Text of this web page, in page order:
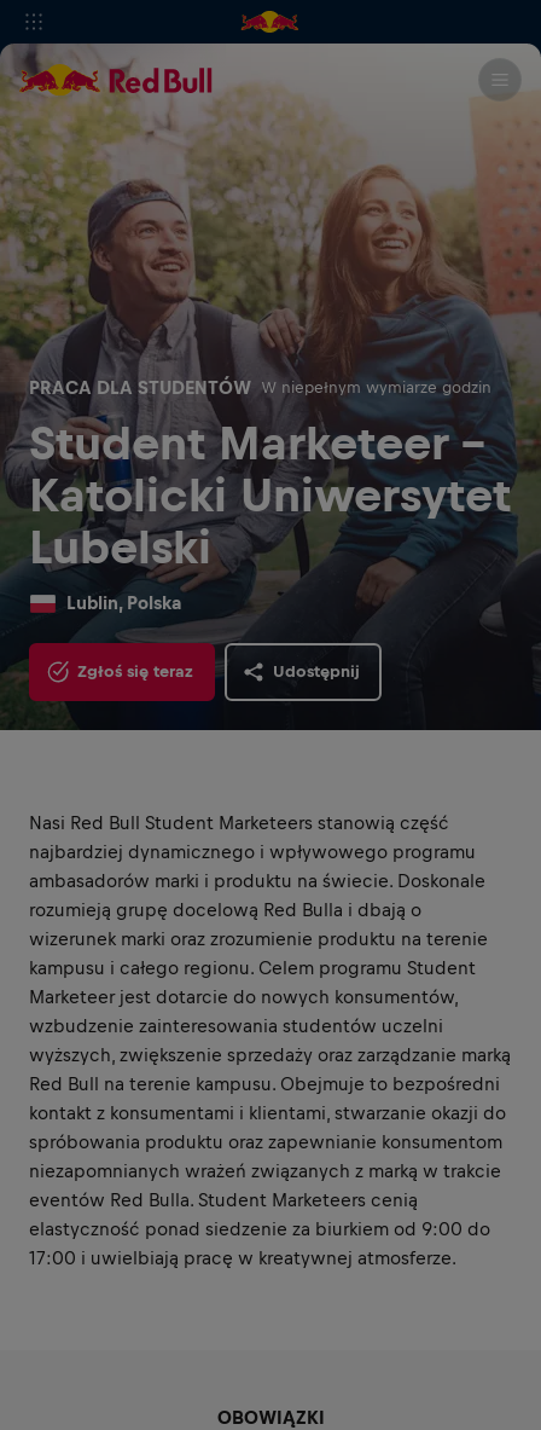
PRACA DLA STUDENTÓW W niepełnym wymiarze godzin
Student Marketeer -
Katolicki Uniwersytet
Lubelski
Lublin, Polska
Zgłoś się teraz Udostępnij
Nasi Red Bull Student Marketeers stanowią część
najbardziej dynamicznego i wpływowego programu
ambasadorów marki i produktu na świecie. Doskonale
rozumieją grupę docelową Red Bulla i dbają o
wizerunek marki oraz zrozumienie produktu na terenie
kampusu i całego regionu. Celem programu Student
Marketeer jest dotarcie do nowych konsumentów,
wzbudzenie zainteresowania studentów uczelni
wyższych, zwiększenie sprzedaży oraz zarządzanie marką
Red Bull na terenie kampusu. Obejmuje to bezpośredni
kontakt z konsumentami i klientami, stwarzanie okazji do
spróbowania produktu oraz zapewnianie konsumentom
niezapomnianych wrażeń związanych z marką w trakcie
eventów Red Bulla. Student Marketeers cenią
elastyczność ponad siedzenie za biurkiem od 9:00 do
17:00 i uwielbiają pracę w kreatywnej atmosferze.
OBOWIĄZKI